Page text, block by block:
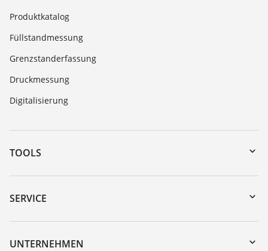
Produktkatalog
Füllstandmessung
Grenzstanderfassung
Druckmessung
Digitalisierung
TOOLS
Download-Center
Gerätesuche (Seriennummer)
DTM Collection/PACTware
SERVICE
Geräterücksendung
Trainings
UNTERNEHMEN